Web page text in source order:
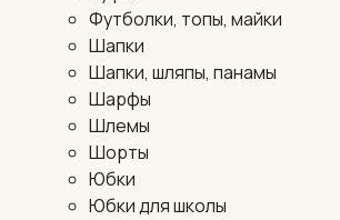
Футболки, топы, майки
Шапки
Шапки, шляпы, панамы
Шарфы
Шлемы
Шорты
Юбки
Юбки для школы